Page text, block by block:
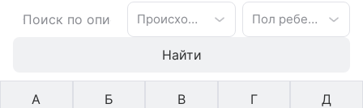
Происхождение имени Пол ребенка
Найти
А Б В Г Д